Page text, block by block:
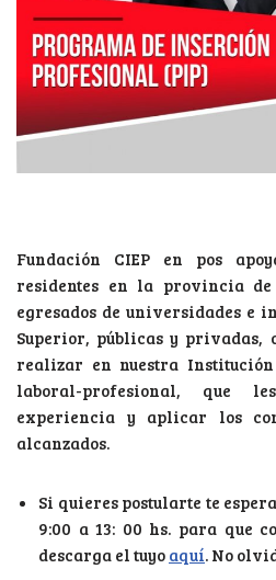
Fundación CIEP en pos
residentes en la provincia de
egresados de universidades e
Superior, públicas y privadas,
realizar en nuestra
laboral-profesional, que
experiencia y aplicar los
alcanzados.
Si quieres postularte te
9:00 a 13: 00 hs. para que
descarga el tuyo aquí. No